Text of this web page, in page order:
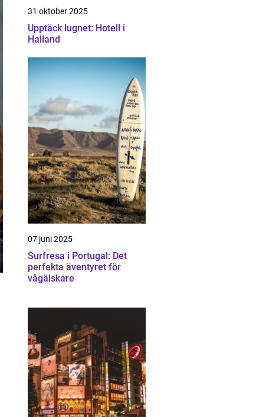
31 oktober 2025
Upptäck lugnet: Hotell i
Halland
07 juni 2025
Surfresa i Portugal: Det
perfekta äventyret för
vågälskare